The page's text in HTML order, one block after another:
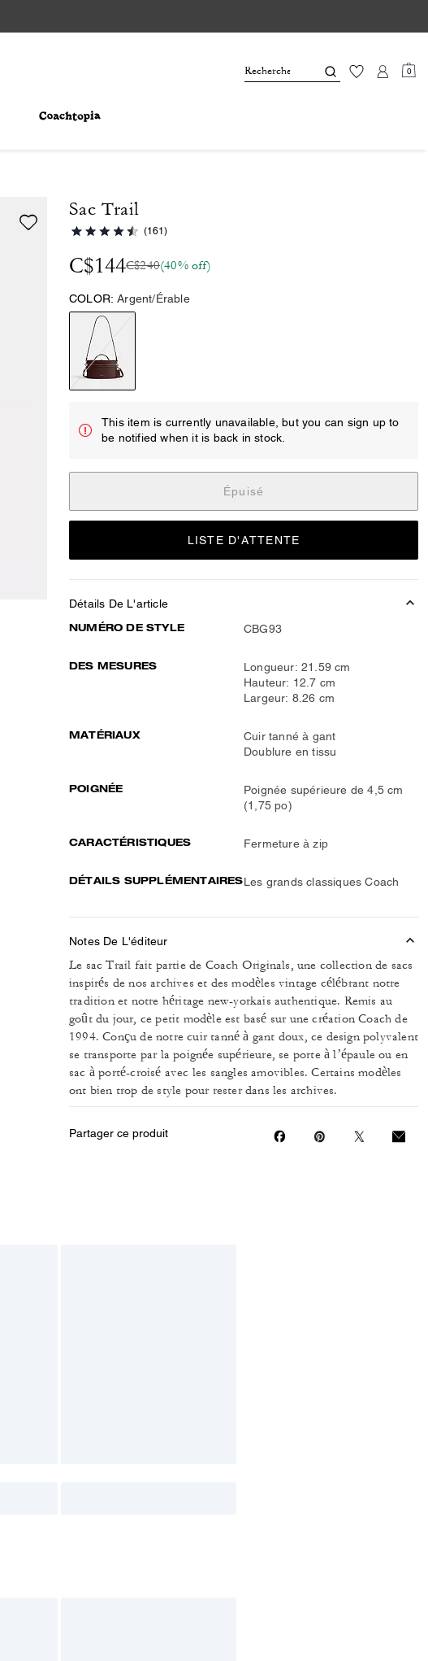
0
Sac Trail
(161)
C$144C$240(40% off)
COLOR: Argent/Érable
This item is currently unavailable, but you can sign up to
be notified when it is back in stock.
Épuisé
LISTE D'ATTENTE
Détails De L'article
NUMÉRO DE STYLE CBG93
DES MESURES
Longueur: 21.59 cm
Hauteur: 12.7 cm
Largeur: 8.26 cm
MATÉRIAUX
Cuir tanné à gant
Doublure en tissu
POIGNÉE
Poignée supérieure de 4,5 cm
(1,75 po)
CARACTÉRISTIQUES Fermeture à zip
DÉTAILS SUPPLÉMENTAIRESLes grands classiques Coach
Notes De L'éditeur
Le sac Trail fait partie de Coach Originals, une collection de sacs
inspirés de nos archives et des modèles vintage célébrant notre
tradition et notre héritage new-yorkais authentique. Remis au
goût du jour, ce petit modèle est basé sur une création Coach de
1994. Conçu de notre cuir tanné à gant doux, ce design polyvalent
se transporte par la poignée supérieure, se porte à l’épaule ou en
sac à porté-croisé avec les sangles amovibles. Certains modèles
ont bien trop de style pour rester dans les archives.
Partager ce produit